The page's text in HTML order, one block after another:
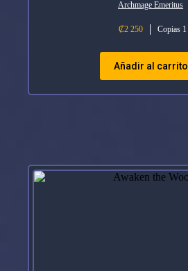
Archmage Emeritus
₡2 250 Copias 1
Añadir al carrito